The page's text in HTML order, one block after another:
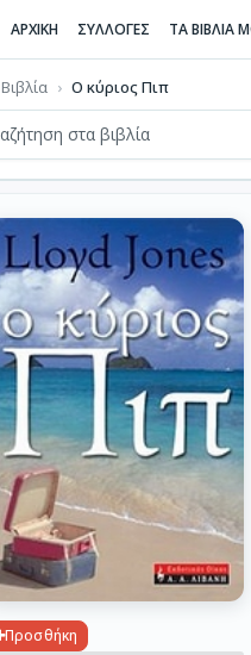
ΑΡΧΙΚΗ ΣΥΛΛΟΓΕΣ ΤΑ ΒΙΒΛΙΑ
Βιβλία Ο κύριος Πιπ
Προσθήκη